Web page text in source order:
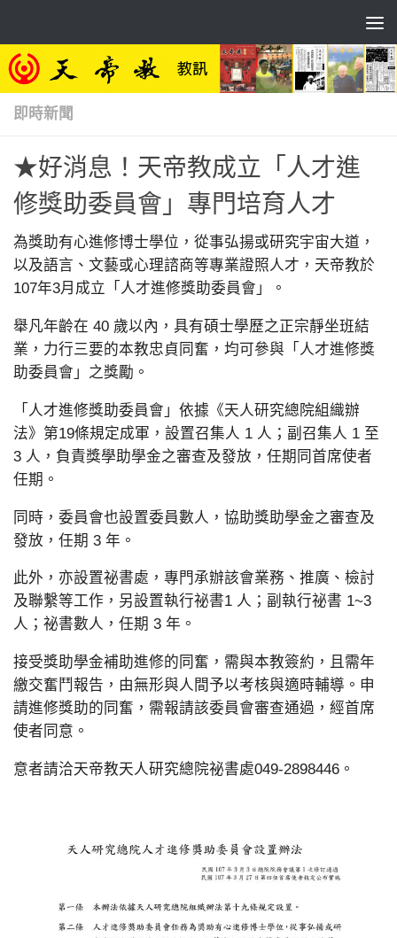
即時新聞
★好消息！天帝教成立「人才進
修獎助委員會」專門培育人才
為獎助有心進修博士學位，從事弘揚或研究宇宙大道，
以及語言、文藝或心理諮商等專業證照人才，天帝教於
107年3月成立「人才進修獎助委員會」。
舉凡年齡在 40 歲以內，具有碩士學歷之正宗靜坐班結
業，力行三要的本教忠貞同奮，均可參與「人才進修獎
助委員會」之獎勵。
「人才進修獎助委員會」依據《天人研究總院組織辦
法》第19條規定成軍，設置召集人 1 人；副召集人 1 至
3 人，負責獎學助學金之審查及發放，任期同首席使者
任期。
同時，委員會也設置委員數人，協助獎助學金之審查及
發放，任期 3 年。
此外，亦設置祕書處，專門承辦該會業務、推廣、檢討
及聯繫等工作，另設置執行祕書1 人；副執行祕書 1~3
人；祕書數人，任期 3 年。
接受獎助學金補助進修的同奮，需與本教簽約，且需年
繳交奮鬥報告，由無形與人間予以考核與適時輔導。申
請進修獎助的同奮，需報請該委員會審查通過，經首席
使者同意。
意者請洽天帝教天人研究總院祕書處049-2898446。